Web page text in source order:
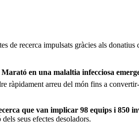
de recerca impulsats gràcies als
en una malaltia infecciosa
ràpidament arreu del món fins a
que van implicar 98 equips i 850
seus efectes desoladors.